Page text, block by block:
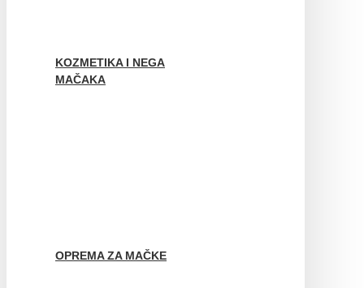
KOZMETIKA I NEGA
MAČAKA
OPREMA ZA MAČKE